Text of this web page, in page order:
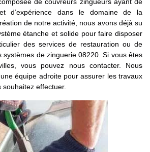
d’expérience dans le domaine de la
de notre activité, nous avons déjà su
étanche et solide pour faire disposer
des services de restauration ou de
systèmes de zinguerie 08220. Si vous êtes
vous pouvez nous contacter. Nous
équipe adroite pour assurer les travaux
effectuer.